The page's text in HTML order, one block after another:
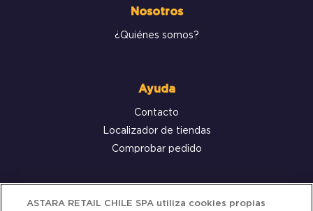
Nosotros
¿Quiénes somos?
Ayuda
Contacto
Localizador de tiendas
Comprobar pedido
Servicio al cliente
ASTARA RETAIL CHILE SPA utiliza cookies propias